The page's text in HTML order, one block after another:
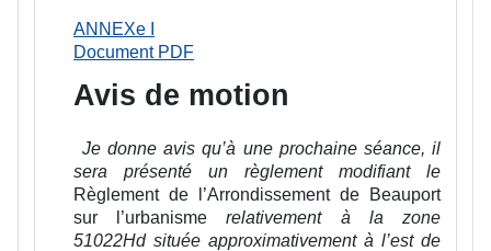
ANNEXe I
Document PDF
Avis de motion
Je donne avis qu’à une prochaine séance, il
sera présenté un règlement modifiant le
Règlement de l’Arrondissement de Beauport
sur l’urbanisme relativement à la zone
51022Hd située approximativement à l’est de